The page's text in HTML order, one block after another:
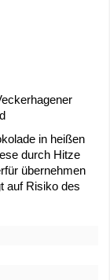
in heißen
durch Hitze
übernehmen
auf Risiko des